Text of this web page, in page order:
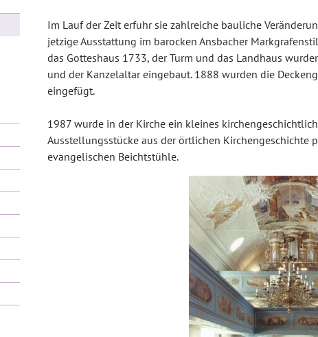
Im Lauf der Zeit erfuhr sie zahlreiche bauliche
jetzige Ausstattung im barocken Ansbacher
das Gotteshaus 1733, der Turm und das Landhaus
und der Kanzelaltar eingebaut. 1888 wurden die
eingefügt.
1987 wurde in der Kirche ein kleines
Ausstellungsstücke aus der örtlichen Kirchengeschichte
evangelischen Beichtstühle.